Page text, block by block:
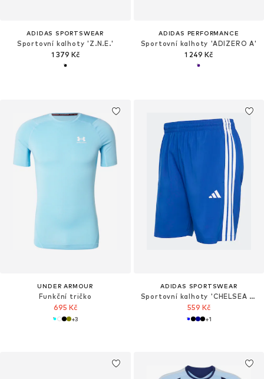
ADIDAS SPORTSWEAR
Sportovní kalhoty 'Z.N.E.'
1 379 Kč
ADIDAS PERFORMANCE
Sportovní kalhoty 'ADIZERO A'
1 249 Kč
UNDER ARMOUR
Funkční tričko
695 Kč
+3
ADIDAS SPORTSWEAR
Sportovní kalhoty 'CHELSEA B7'
559 Kč
+1